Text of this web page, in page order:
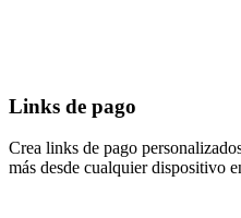
Links de pago
Crea links de pago
más desde cualquier dispositivo